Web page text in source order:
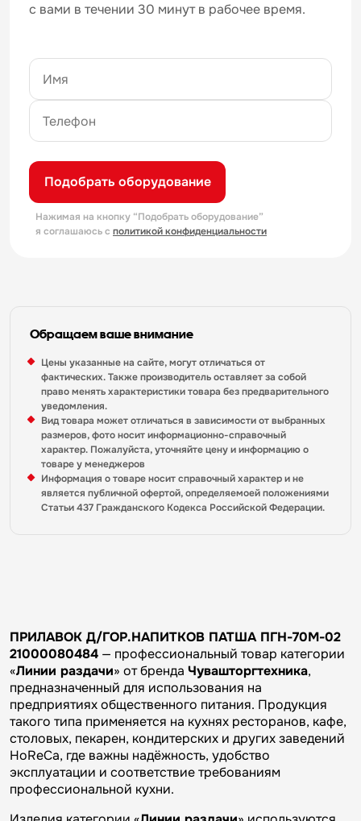
с вами в течении 30 минут в рабочее время.
Подобрать оборудование
Нажимая на кнопку “Подобрать оборудование”
я соглашаюсь с политикой конфиденциальности
Обращаем ваше внимание
Цены указанные на сайте, могут отличаться от
фактических. Также производитель оставляет за собой
право менять характеристики товара без предварительного
уведомления.
Вид товара может отличаться в зависимости от выбранных
размеров, фото носит информационно-справочный
характер. Пожалуйста, уточняйте цену и информацию о
товаре у менеджеров
Информация о товаре носит справочный характер и не
является публичной офертой, определяемоей положениями
Статьи 437 Гражданского Кодекса Российской Федерации.
ПРИЛАВОК Д/ГОР.НАПИТКОВ ПАТША ПГН-70М-02
21000080484 — профессиональный товар категории
«Линии раздачи» от бренда Чувашторгтехника,
предназначенный для использования на
предприятиях общественного питания. Продукция
такого типа применяется на кухнях ресторанов, кафе,
столовых, пекарен, кондитерских и других заведений
HoReCa, где важны надёжность, удобство
эксплуатации и соответствие требованиям
профессиональной кухни.